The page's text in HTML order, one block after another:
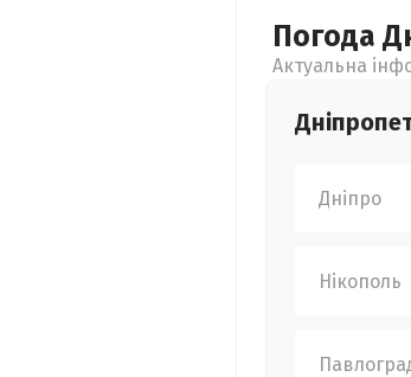
Погода
Актуальна
Дніпро
Нікополь